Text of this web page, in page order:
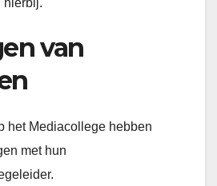
hierbij.
van
het Mediacollege hebben
met hun